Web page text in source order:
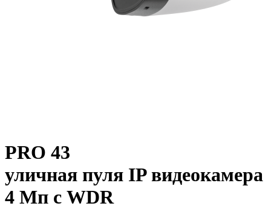
PRO 43
уличная пуля IP видеокамера
4 Мп с WDR